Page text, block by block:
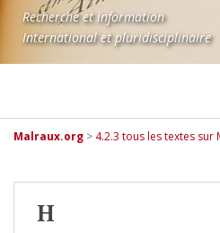
Recherche et information
International et pluridisciplinaire
Malraux.org > 4.2.3 tous les textes sur
H